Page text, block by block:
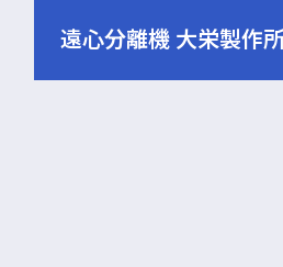
遠心分離機 大栄製作